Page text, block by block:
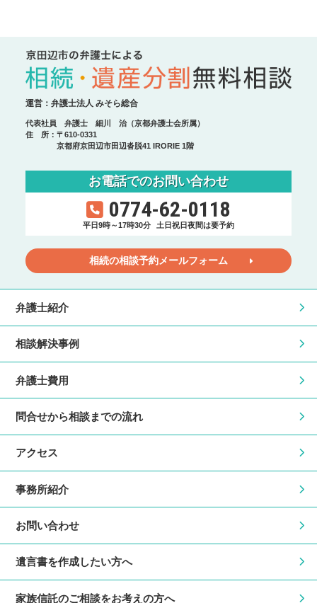
運営：弁護士法人 みそら総合
代表社員 弁護士 細川 治（京都弁護士会所属）
住 所：〒610-0331
京都府京田辺市田辺沓脱41 IRORIE 1階
お電話でのお問い合わせ
0774-62-0118
平日9時～17時30分 土日祝日夜間は要予約
相続の相談予約メールフォーム
弁護士紹介
相談解決事例
弁護士費用
問合せから相談までの流れ
アクセス
事務所紹介
お問い合わせ
遺言書を作成したい方へ
家族信託のご相談をお考えの方へ